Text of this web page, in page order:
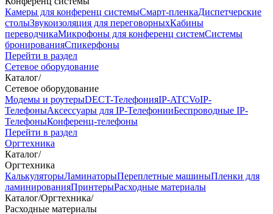
Камеры для конференц системыCмарт-пленкаДиспетчерские
столыЗвукоизоляция для переговорныхКабины
переводчикаМикрофоны для конференц системСистемы
бронированияСпикерфоны
Перейти в раздел
Сетевое оборудование
Каталог/
Сетевое оборудование
Модемы и роутерыDECT-ТелефонияIP-ATCVoIP-
ТелефоныАксессуары для IP-ТелефонииБеспроводные IP-
ТелефоныКонференц-телефоны
Перейти в раздел
Оргтехника
Каталог/
Оргтехника
КалькуляторыЛаминаторыПереплетные машиныПленки для
ламинированияПринтерыРасходные материалы
Каталог/Оргтехника/
Расходные материалы